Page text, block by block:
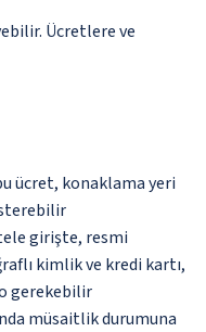
Ücretlere ve
ücret, konaklama yeri
girişte, resmi
kimlik ve kredi kartı,
gerekebilir
müsaitlik durumuna